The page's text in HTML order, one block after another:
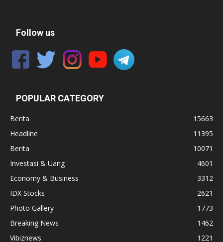
Follow us
POPULAR CATEGORY
Berita
15663
Headline
11395
Berita
10071
Investasi & Uang
4601
Economy & Business
3312
IDX Stocks
2621
Photo Gallery
1773
Breaking News
1462
Vibiznews
1221